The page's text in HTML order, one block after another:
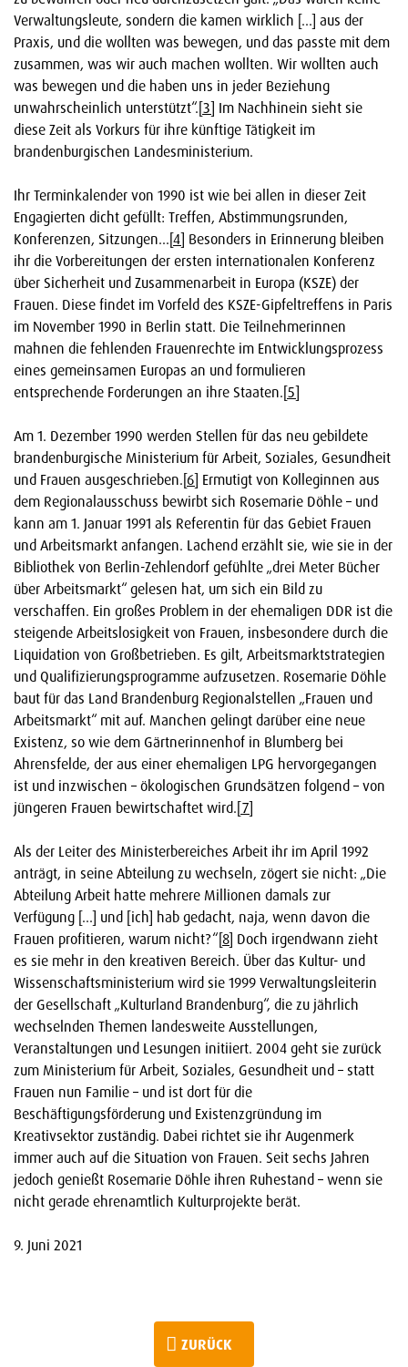
Verwaltungsleute, sondern die kamen wirklich […] aus der
Praxis, und die wollten was bewegen, und das passte mit dem
zusammen, was wir auch machen wollten. Wir wollten auch
was bewegen und die haben uns in jeder Beziehung
unwahrscheinlich unterstützt“.[3] Im Nachhinein sieht sie
diese Zeit als Vorkurs für ihre künftige Tätigkeit im
brandenburgischen Landesministerium.
Ihr Terminkalender von 1990 ist wie bei allen in dieser Zeit
Engagierten dicht gefüllt: Treffen, Abstimmungsrunden,
Konferenzen, Sitzungen…[4] Besonders in Erinnerung bleiben
ihr die Vorbereitungen der ersten internationalen Konferenz
über Sicherheit und Zusammenarbeit in Europa (KSZE) der
Frauen. Diese findet im Vorfeld des KSZE-Gipfeltreffens in Paris
im November 1990 in Berlin statt. Die Teilnehmerinnen
mahnen die fehlenden Frauenrechte im Entwicklungsprozess
eines gemeinsamen Europas an und formulieren
entsprechende Forderungen an ihre Staaten.[5]
Am 1. Dezember 1990 werden Stellen für das neu gebildete
brandenburgische Ministerium für Arbeit, Soziales, Gesundheit
und Frauen ausgeschrieben.[6] Ermutigt von Kolleginnen aus
dem Regionalausschuss bewirbt sich Rosemarie Döhle – und
kann am 1. Januar 1991 als Referentin für das Gebiet Frauen
und Arbeitsmarkt anfangen. Lachend erzählt sie, wie sie in der
Bibliothek von Berlin-Zehlendorf gefühlte „drei Meter Bücher
über Arbeitsmarkt“ gelesen hat, um sich ein Bild zu
verschaffen. Ein großes Problem in der ehemaligen DDR ist die
steigende Arbeitslosigkeit von Frauen, insbesondere durch die
Liquidation von Großbetrieben. Es gilt, Arbeitsmarktstrategien
und Qualifizierungsprogramme aufzusetzen. Rosemarie Döhle
baut für das Land Brandenburg Regionalstellen „Frauen und
Arbeitsmarkt“ mit auf. Manchen gelingt darüber eine neue
Existenz, so wie dem Gärtnerinnenhof in Blumberg bei
Ahrensfelde, der aus einer ehemaligen LPG hervorgegangen
ist und inzwischen – ökologischen Grundsätzen folgend – von
jüngeren Frauen bewirtschaftet wird.[7]
Als der Leiter des Ministerbereiches Arbeit ihr im April 1992
anträgt, in seine Abteilung zu wechseln, zögert sie nicht: „Die
Abteilung Arbeit hatte mehrere Millionen damals zur
Verfügung […] und [ich] hab gedacht, naja, wenn davon die
Frauen profitieren, warum nicht?“[8] Doch irgendwann zieht
es sie mehr in den kreativen Bereich. Über das Kultur- und
Wissenschaftsministerium wird sie 1999 Verwaltungsleiterin
der Gesellschaft „Kulturland Brandenburg“, die zu jährlich
wechselnden Themen landesweite Ausstellungen,
Veranstaltungen und Lesungen initiiert. 2004 geht sie zurück
zum Ministerium für Arbeit, Soziales, Gesundheit und – statt
Frauen nun Familie – und ist dort für die
Beschäftigungsförderung und Existenzgründung im
Kreativsektor zuständig. Dabei richtet sie ihr Augenmerk
immer auch auf die Situation von Frauen. Seit sechs Jahren
jedoch genießt Rosemarie Döhle ihren Ruhestand – wenn sie
nicht gerade ehrenamtlich Kulturprojekte berät.
9. Juni 2021
ZURÜCK